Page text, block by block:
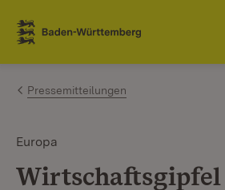
Zum Inhalt springen
Link zur Startseite
Pressemitteilungen
Europa
Wirtschaftsgipfel